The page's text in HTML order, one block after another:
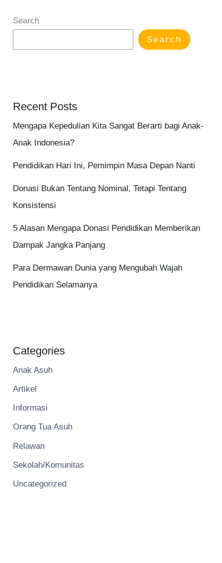
Search
Search
Recent Posts
Mengapa Kepedulian Kita Sangat Berarti bagi Anak-
Anak Indonesia?
Pendidikan Hari Ini, Pemimpin Masa Depan Nanti
Donasi Bukan Tentang Nominal, Tetapi Tentang
Konsistensi
5 Alasan Mengapa Donasi Pendidikan Memberikan
Dampak Jangka Panjang
Para Dermawan Dunia yang Mengubah Wajah
Pendidikan Selamanya
Categories
Anak Asuh
Artikel
Informasi
Orang Tua Asuh
Relawan
Sekolah/Komunitas
Uncategorized